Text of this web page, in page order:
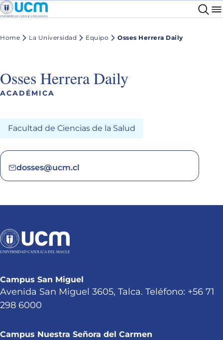
Home La Universidad Equipo Osses Herrera Daily
Osses Herrera Daily
ACADÉMICA
Facultad de Ciencias de la Salud
dosses@ucm.cl
Campus San Miguel
Avenida San Miguel 3605, Talca. Teléfono: +56 71
298 6000
Campus Nuestra Señora del Carmen